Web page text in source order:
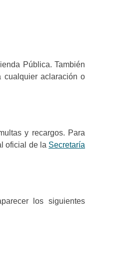
Pública. También
cualquier aclaración o
y recargos. Para
oficial de la Secretaría
los siguientes